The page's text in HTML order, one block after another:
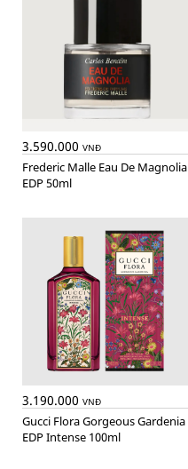
3.590.000 VNĐ
Frederic Malle Eau De Magnolia
EDP 50ml
3.190.000 VNĐ
Gucci Flora Gorgeous Gardenia
EDP Intense 100ml